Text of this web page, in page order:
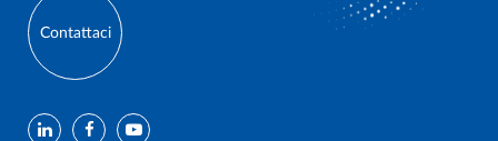
Contattaci